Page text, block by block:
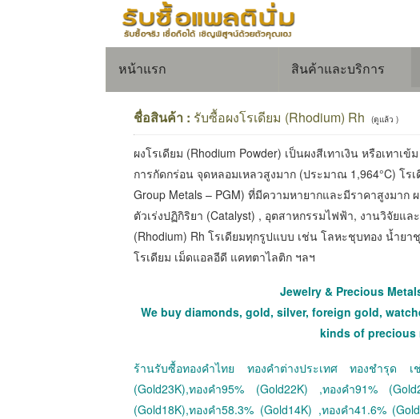
หน้าแรก สินค้าและบริการ
ชื่อสินค้า : รับซื้อผงโรเดียม (Rhodium) Rh (ดูแล้ว )
ผงโรเดียม (Rhodium Powder) เป็นผงสีเทาเงิน หรือเทา
การกัดกร่อน จุดหลอมเหลวสูงมาก (ประมาณ 1,964°C) โ
Group Metals – PGM) ที่มีความหายากและมีราคาสูงมาก
ตัวเร่งปฏิกิริยา (Catalyst) , อุตสาหกรรมไฟฟ้า, งานวิจัยแ
(Rhodium) Rh โรเดียมทุกรูปแบบ เช่น โลหะชุบทอง น้ำย
โรเดียม เม็ดแอลอีดี แคทตาไลติก ฯลฯ
Jewelry & Precious
We buy diamonds, gold, silver, foreign gold,
kinds of precious
ร้านรับซื้อทองคำไทย ทองคำต่างประเทศ ทองชำรุด
(Gold23K),ทองคำ95% (Gold22K) ,ทองคำ91%
(Gold18K),ทองคำ58.3% (Gold14K) ,ทองคำ41.6%